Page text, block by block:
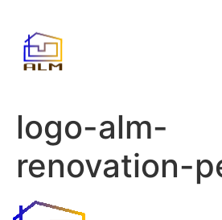
logo-alm-
renovation-